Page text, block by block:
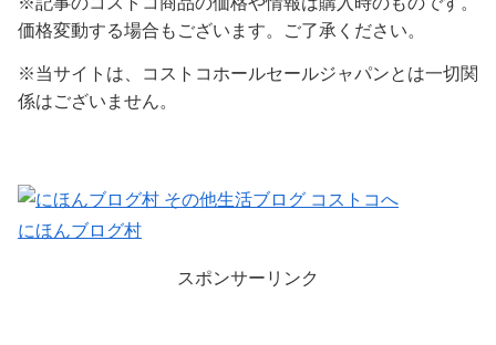
価格変動する場合もございます。ご了承ください。
※当サイトは、コストコホールセールジャパンとは一切関
係はございません。
にほんブログ村
スポンサーリンク